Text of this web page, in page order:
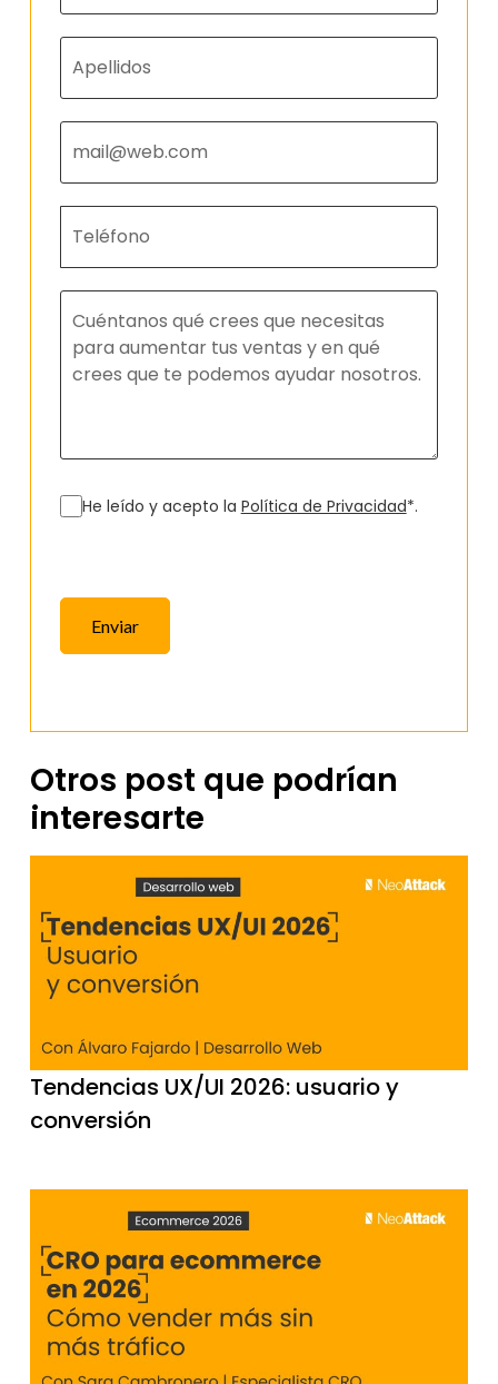
He leído y acepto la Política de Privacidad*.
Enviar
Otros post que podrían
interesarte
Tendencias UX/UI 2026: usuario y
conversión